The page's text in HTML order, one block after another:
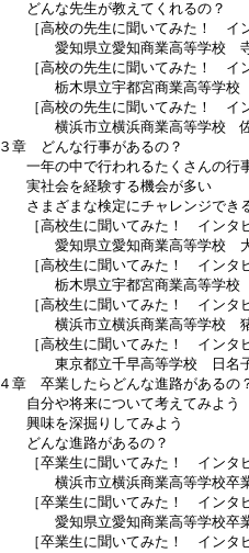
どんな先生が教えてくれるの？
［高校の先生に聞いてみた！ イ
愛知県立愛知商業高等学校 寺
［高校の先生に聞いてみた！ イ
栃木県立宇都宮商業高等学校
［高校の先生に聞いてみた！ イ
横浜市立横浜商業高等学校 佐
３章 どんな行事があるの？
一年の中で行われるたくさんの行
実社会を経験する機会が多い
さまざまな検定にチャレンジでき
［高校生に聞いてみた！ インタ
愛知県立愛知商業高等学校 大
［高校生に聞いてみた！ インタ
栃木県立宇都宮商業高等学校
［高校生に聞いてみた！ インタ
横浜市立横浜商業高等学校 猪
［高校生に聞いてみた！ インタ
東京都立千早高等学校 日名子
４章 卒業したらどんな進路があるの
自分や将来について考えてみよう
興味を深掘りしてみよう
どんな進路があるの？
［卒業生に聞いてみた！ インタ
横浜市立横浜商業高等学校卒
［卒業生に聞いてみた！ インタ
愛知県立愛知商業高等学校卒
［卒業生に聞いてみた！ インタ